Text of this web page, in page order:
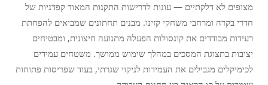
מצופים לא דלקתיים — עונות לדרישות התקנות המאוד קפדניות של
חדרי בקרה ומרחבי משחקי קזינו. מבנים תחתונים שמביאים להפחתת
רעידות מבודדים את קונסולות הפעלה מתנועה חיצונית, ומבטיחים
יציבות בתצוגת המסכים במהלך שימוש ממושך. משטחים עמידים
לכימיקלים מגבילים את העמידות לניקוי שגרתי, בעוד שפריסות פתוחות